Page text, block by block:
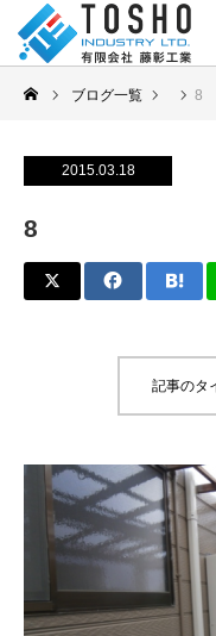
ブログ一覧 8
2015.03.18
8
記事のタ